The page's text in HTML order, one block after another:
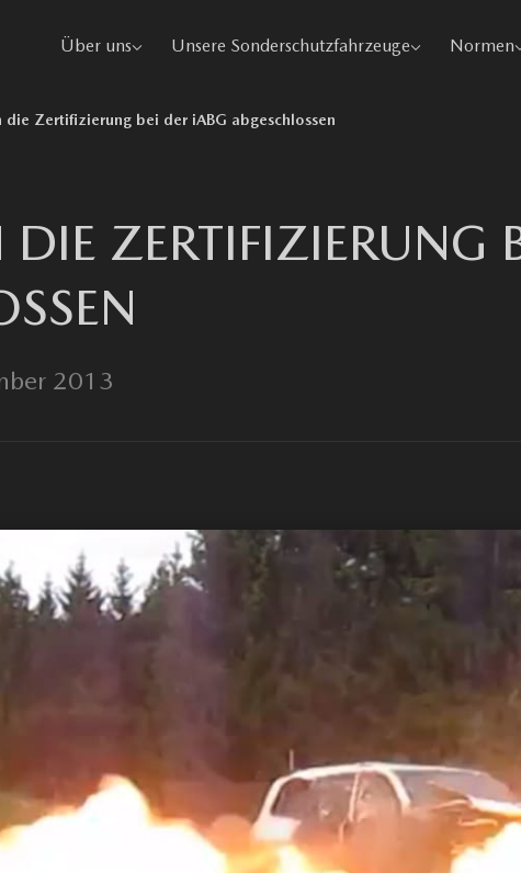
Über uns Unsere Sonderschutzfahrzeuge Normen
die Zertifizierung bei der iABG abgeschlossen
ZERTIFIZIERUNG
2013